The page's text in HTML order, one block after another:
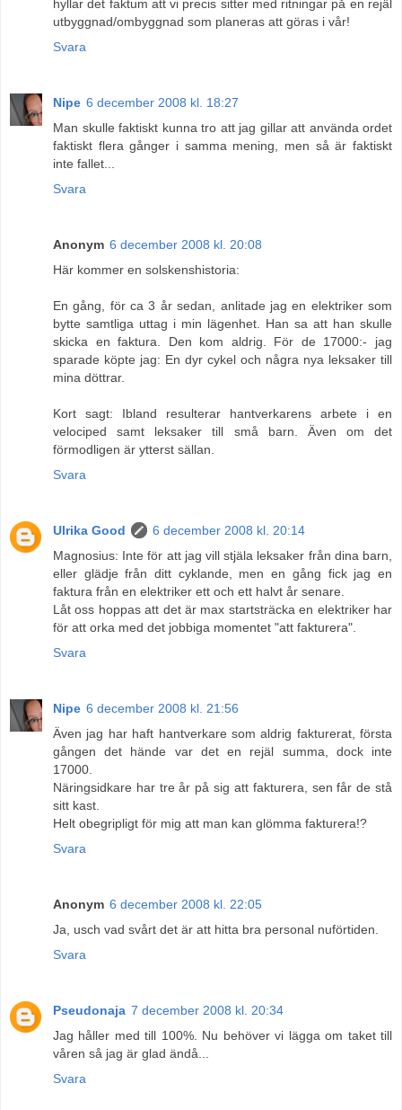
hyllar det faktum att vi precis sitter med ritningar på en rejäl
utbyggnad/ombyggnad som planeras att göras i vår!
Svara
Nipe 6 december 2008 kl. 18:27
Man skulle faktiskt kunna tro att jag gillar att använda ordet
faktiskt flera gånger i samma mening, men så är faktiskt
inte fallet...
Svara
Anonym 6 december 2008 kl. 20:08
Här kommer en solskenshistoria:
En gång, för ca 3 år sedan, anlitade jag en elektriker som
bytte samtliga uttag i min lägenhet. Han sa att han skulle
skicka en faktura. Den kom aldrig. För de 17000:- jag
sparade köpte jag: En dyr cykel och några nya leksaker till
mina döttrar.
Kort sagt: Ibland resulterar hantverkarens arbete i en
velociped samt leksaker till små barn. Även om det
förmodligen är ytterst sällan.
Svara
Ulrika Good
6 december 2008 kl. 20:14
Magnosius: Inte för att jag vill stjäla leksaker från dina barn,
eller glädje från ditt cyklande, men en gång fick jag en
faktura från en elektriker ett och ett halvt år senare.
Låt oss hoppas att det är max startsträcka en elektriker har
för att orka med det jobbiga momentet "att fakturera".
Svara
Nipe 6 december 2008 kl. 21:56
Även jag har haft hantverkare som aldrig fakturerat, första
gången det hände var det en rejäl summa, dock inte
17000.
Näringsidkare har tre år på sig att fakturera, sen får de stå
sitt kast.
Helt obegripligt för mig att man kan glömma fakturera!?
Svara
Anonym 6 december 2008 kl. 22:05
Ja, usch vad svårt det är att hitta bra personal nuförtiden.
Svara
Pseudonaja 7 december 2008 kl. 20:34
Jag håller med till 100%. Nu behöver vi lägga om taket till
våren så jag är glad ändå...
Svara